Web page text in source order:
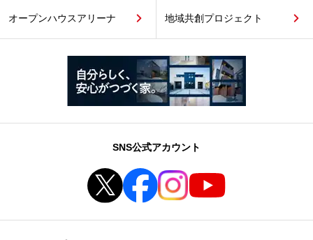
オープンハウスアリーナ 地域共創プロジェクト
SNS公式アカウント